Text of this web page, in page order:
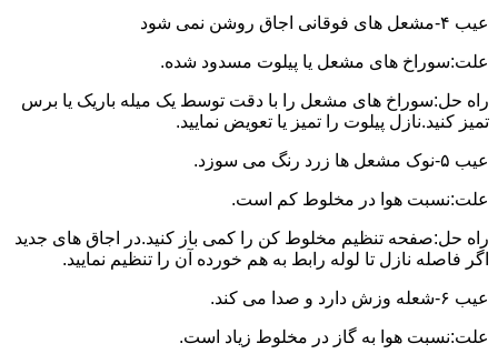
عیب ۴-مشعل های فوقانی اجاق روشن نمی شود
علت:سوراخ های مشعل یا پیلوت مسدود شده.
راه حل:سوراخ های مشعل را با دقت توسط یک میله باریک یا برس
تمیز کنید.نازل پیلوت را تمیز یا تعویض نمایید.
عیب ۵-نوک مشعل ها زرد رنگ می سوزد.
علت:نسبت هوا در مخلوط کم است.
راه حل:صفحه تنظیم مخلوط کن را کمی باز کنید.در اجاق های جدید
اگر فاصله نازل تا لوله رابط به هم خورده آن را تنظیم نمایید.
عیب ۶-شعله وزش دارد و صدا می کند.
علت:نسبت هوا به گاز در مخلوط زیاد است.